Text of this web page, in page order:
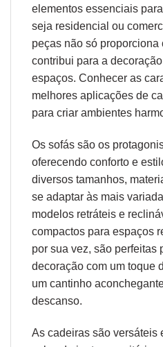
elementos essenciais
seja residencial ou
peças não só proporciona
contribui para a
espaços. Conhecer as
melhores aplicações de
para criar ambientes
Os sofás são os
oferecendo conforto e
diversos tamanhos,
se adaptar às mais
modelos retráteis e
compactos para espaços
por sua vez, são perfeitas
decoração com um toque
um cantinho
descanso.
As cadeiras são versáteis